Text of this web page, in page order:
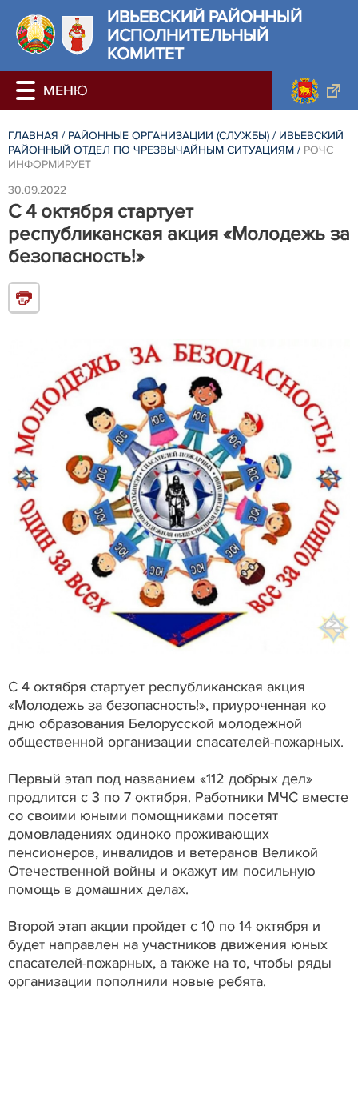
ИВЬЕВСКИЙ РАЙОННЫЙ
ИСПОЛНИТЕЛЬНЫЙ
КОМИТЕТ
ГЛАВНАЯ / РАЙОННЫЕ ОРГАНИЗАЦИИ (СЛУЖБЫ) / ИВЬЕВСКИЙ
РАЙОННЫЙ ОТДЕЛ ПО ЧРЕЗВЫЧАЙНЫМ СИТУАЦИЯМ / РОЧС
ИНФОРМИРУЕТ
30.09.2022
С 4 октября стартует
республиканская акция «Молодежь за
безопасность!»
С 4 октября стартует республиканская акция
«Молодежь за безопасность!», приуроченная ко
дню образования Белорусской молодежной
общественной организации спасателей-пожарных.
Первый этап под названием «112 добрых дел»
продлится с 3 по 7 октября. Работники МЧС вместе
со своими юными помощниками посетят
домовладениях одиноко проживающих
пенсионеров, инвалидов и ветеранов Великой
Отечественной войны и окажут им посильную
помощь в домашних делах.
Второй этап акции пройдет с 10 по 14 октября и
будет направлен на участников движения юных
спасателей-пожарных, а также на то, чтобы ряды
организации пополнили новые ребята.